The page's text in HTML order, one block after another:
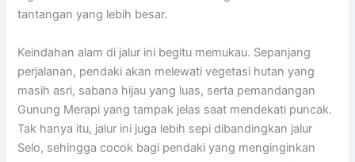
tantangan yang lebih besar.
Keindahan alam di jalur ini begitu memukau. Sepanjang
perjalanan, pendaki akan melewati vegetasi hutan yang
masih asri, sabana hijau yang luas, serta pemandangan
Gunung Merapi yang tampak jelas saat mendekati puncak.
Tak hanya itu, jalur ini juga lebih sepi dibandingkan jalur
Selo, sehingga cocok bagi pendaki yang menginginkan